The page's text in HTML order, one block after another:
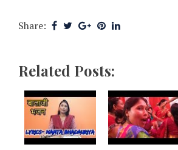
Share:
Related Posts: